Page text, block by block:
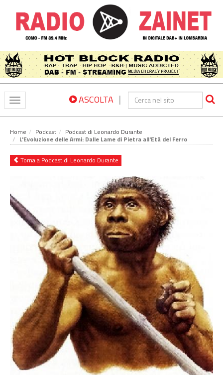
Toggle
navigation
ASCOLTA |
Home Podcast Podcast di Leonardo Durante
L'Evoluzione delle Armi: Dalle Lame di Pietra all'Età del Ferro
Torna a Podcast di Leonardo Durante